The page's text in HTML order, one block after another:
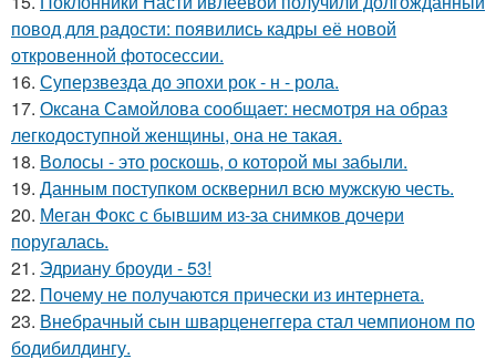
повод для радости: появились кадры её новой
откровенной фотосессии.
16. Суперзвезда до эпохи рок - н - рола.
17. Оксана Самойлова сообщает: несмотря на образ
легкодоступной женщины, она не такая.
18. Волосы - это роскошь, о которой мы забыли.
19. Данным поступком осквернил всю мужскую честь.
20. Меган Фокс с бывшим из-за снимков дочери
поругалась.
21. Эдриану броуди - 53!
22. Почему не получаются прически из интернета.
23. Внебрачный сын шварценеггера стал чемпионом по
бодибилдингу.